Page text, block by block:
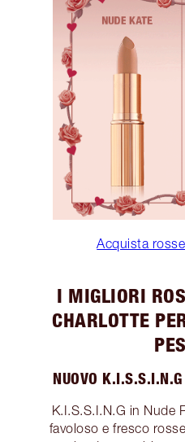
Acquista
I MIGLIORI
CHARLOTTE
NUOVO
K.I.S.S.I.N.G in Nude
favoloso e fresco